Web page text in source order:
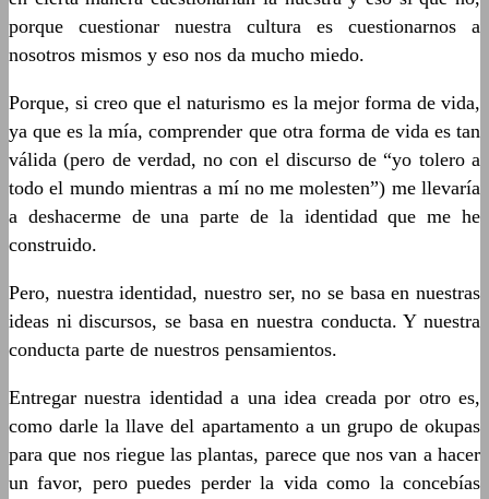
porque cuestionar nuestra cultura es cuestionarnos a
nosotros mismos y eso nos da mucho miedo.
Porque, si creo que el naturismo es la mejor forma de vida,
ya que es la mía, comprender que otra forma de vida es tan
válida (pero de verdad, no con el discurso de “yo tolero a
todo el mundo mientras a mí no me molesten”) me llevaría
a deshacerme de una parte de la identidad que me he
construido.
Pero, nuestra identidad, nuestro ser, no se basa en nuestras
ideas ni discursos, se basa en nuestra conducta. Y nuestra
conducta parte de nuestros pensamientos.
Entregar nuestra identidad a una idea creada por otro es,
como darle la llave del apartamento a un grupo de okupas
para que nos riegue las plantas, parece que nos van a hacer
un favor, pero puedes perder la vida como la concebías